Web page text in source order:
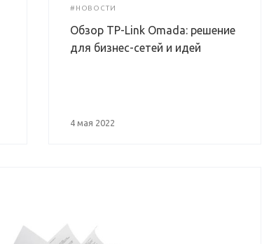
#НОВОСТИ
Обзор TP-Link Omada: решение
для бизнес-сетей и идей
4 мая 2022